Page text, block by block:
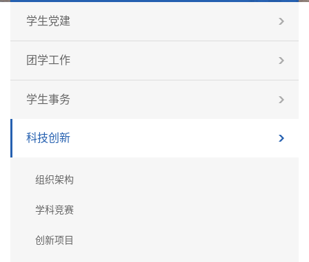
学生党建
团学工作
学生事务
科技创新
组织架构
学科竞赛
创新项目